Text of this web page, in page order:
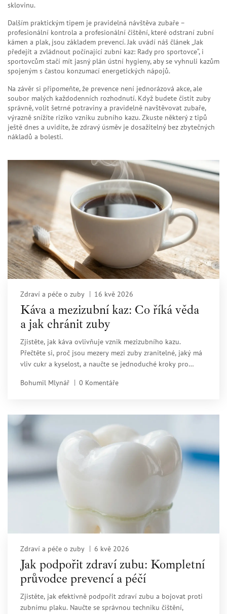
sklovinu.
Dalším praktickým tipem je pravidelná návštěva zubaře –
profesionální kontrola a profesionální čištění, které odstraní zubní
kámen a plak, jsou základem prevencí. Jak uvádí náš článek „Jak
předejít a zvládnout počínající zubní kaz: Rady pro sportovce“, i
sportovcům stačí mít jasný plán ústní hygieny, aby se vyhnuli kazům
spojeným s častou konzumací energetických nápojů.
Na závěr si připomeňte, že prevence není jednorázová akce, ale
soubor malých každodenních rozhodnutí. Když budete čistit zuby
správně, volit šetrné potraviny a pravidelně navštěvovat zubaře,
výrazně snížíte riziko vzniku zubního kazu. Zkuste některý z tipů
ještě dnes a uvidíte, že zdravý úsměv je dosažitelný bez zbytečných
nákladů a bolesti.
Zdraví a péče o zuby 16 kvě 2026
Káva a mezizubní kaz: Co říká věda
a jak chránit zuby
Zjistěte, jak káva ovlivňuje vznik mezizubního kazu.
Přečtěte si, proč jsou mezery mezi zuby zranitelné, jaký má
vliv cukr a kyselost, a naučte se jednoduché kroky pro
Bohumil Mlynář
0 Komentáře
Zdraví a péče o zuby 6 kvě 2026
Jak podpořit zdraví zubu: Kompletní
průvodce prevencí a péčí
Zjistěte, jak efektivně podpořit zdraví zubu a bojovat proti
zubnímu plaku. Naučte se správnou techniku čištění,